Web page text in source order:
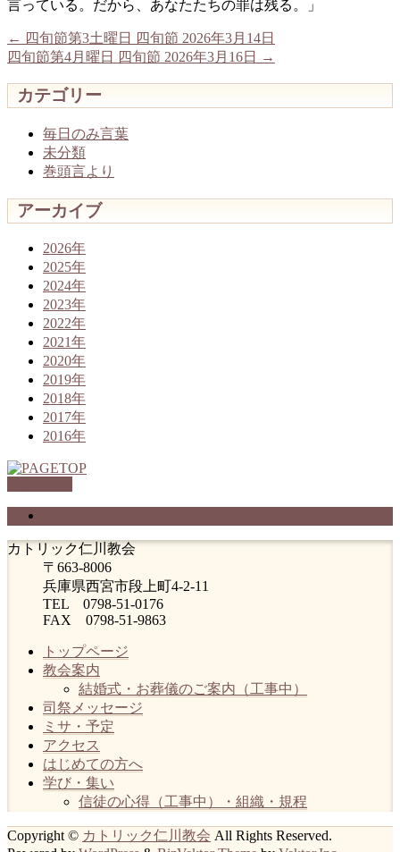
言っている。だから、あなたたちの罪は残る。」
← 四旬節第3土曜日 四旬節 2026年3月14日
四旬節第4月曜日 四旬節 2026年3月16日
→
カテゴリー
毎日のみ言葉
未分類
巻頭言より
アーカイブ
2026年
2025年
2024年
2023年
2022年
2021年
2020年
2019年
2018年
2017年
2016年
カトリック仁川教会
〒663-8006
兵庫県西宮市段上町4-2-11
TEL 0798-51-0176
FAX 0798-51-9863
トップページ
教会案内
結婚式・お葬儀のご案内（工事中）
司祭メッセージ
ミサ・予定
アクセス
はじめての方へ
学び・集い
信徒の心得（工事中）・組織・規程
Copyright © カトリック仁川教会 All Rights Reserved.